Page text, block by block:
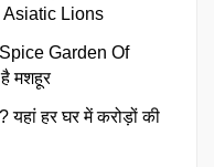
Asiatic Lions
Garden Of
मशहूर
यहां हर घर में करोड़ों की